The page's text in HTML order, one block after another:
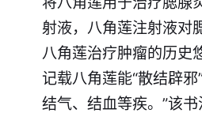
射液，八角莲注射液对
八角莲治疗肿瘤的历史
记载八角莲能“散结辟
结气、结血等疾。”该